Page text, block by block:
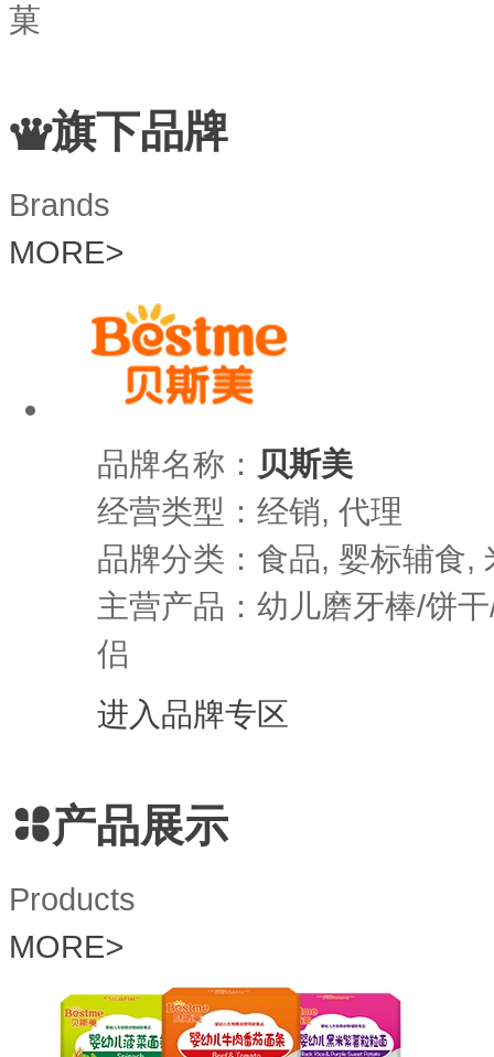
菓
旗下品牌
Brands
MORE>
品牌名称： 贝斯美
经营类型：经销, 代理
品牌分类：食品, 婴标辅食,
主营产品：幼儿磨牙棒/饼
侣
进入品牌专区
产品展示
Products
MORE>